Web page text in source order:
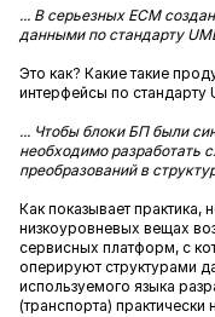
... В серьезных ECM
данными по стандарту
Это как? Какие такие
интерфейсы по стандарту
... Чтобы блоки БП были
необходимо разработать
преобразований в
Как показывает практика,
низкоуровневых вещах
сервисных платформ, с
оперируют структурами
используемого языка
(транспорта) практически